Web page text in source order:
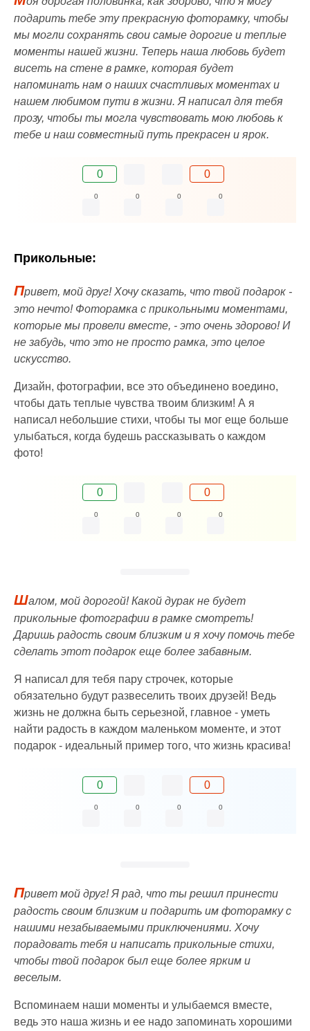
подарить тебе эту прекрасную фоторамку, чтобы
мы могли сохранять свои самые дорогие и теплые
моменты нашей жизни. Теперь наша любовь будет
висеть на стене в рамке, которая будет
напоминать нам о наших счастливых моментах и
нашем любимом пути в жизни. Я написал для тебя
прозу, чтобы ты могла чувствовать мою любовь к
тебе и наш совместный путь прекрасен и ярок.
0 0
0 0 0 0
Прикольные:
Привет, мой друг! Хочу сказать, что твой подарок -
это нечто! Фоторамка с прикольными моментами,
которые мы провели вместе, - это очень здорово! И
не забудь, что это не просто рамка, это целое
искусство.
Дизайн, фотографии, все это объединено воедино,
чтобы дать теплые чувства твоим близким! А я
написал небольшие стихи, чтобы ты мог еще больше
улыбаться, когда будешь рассказывать о каждом
фото!
0 0
0 0 0 0
Шалом, мой дорогой! Какой дурак не будет
прикольные фотографии в рамке смотреть!
Даришь радость своим близким и я хочу помочь тебе
сделать этот подарок еще более забавным.
Я написал для тебя пару строчек, которые
обязательно будут развеселить твоих друзей! Ведь
жизнь не должна быть серьезной, главное - уметь
найти радость в каждом маленьком моменте, и этот
подарок - идеальный пример того, что жизнь красива!
0 0
0 0 0 0
Привет мой друг! Я рад, что ты решил принести
радость своим близким и подарить им фоторамку с
нашими незабываемыми приключениями. Хочу
порадовать тебя и написать прикольные стихи,
чтобы твой подарок был еще более ярким и
веселым.
Вспоминаем наши моменты и улыбаемся вместе,
ведь это наша жизнь и ее надо запоминать хорошими